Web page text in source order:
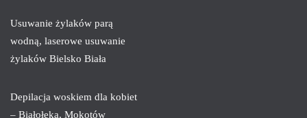
Usuwanie żylaków parą
wodną, laserowe usuwanie
żylaków Bielsko Biała
Depilacja woskiem dla kobiet
– Białołęka, Mokotów